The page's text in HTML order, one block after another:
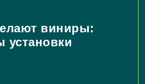
виниры:
установки